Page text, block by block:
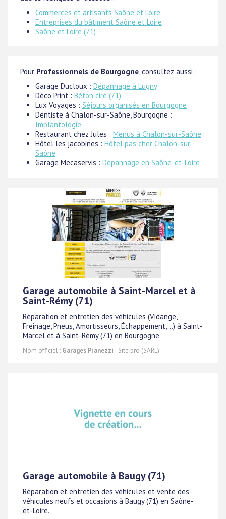
Commerces et artisants Saône et Loire
Entreprises du bâtiment Saône et Loire
Saône et Loire (71)
Pour Professionnels de Bourgogne, consultez aussi :
Garage Ducloux : Dépannage à Lugny
Déco Print : Béton ciré (71)
Lux Voyages : Séjours organisés en Bourgogne
Dentiste à Chalon-sur-Saône, Bourgogne :
Implantologie
Restaurant chez Jules : Menus à Chalon-sur-Saône
Hôtel les jacobines : Hôtel pas cher Chalon-sur-
Saône
Garage Mecaservis : Dépannage en Saône-et-Loire
Garage automobile à Saint-Marcel et à
Saint-Rémy (71)
Réparation et entretien des véhicules (Vidange,
Freinage, Pneus, Amortisseurs, Échappement,...) à Saint-
Marcel et à Saint-Rémy (71) en Bourgogne.
Nom officiel : Garages Pianezzi - Site pro (SARL)
Garage automobile à Baugy (71)
Réparation et entretien des véhicules et vente des
véhicules neufs et occasions à Baugy (71) en Saône-
et-Loire.